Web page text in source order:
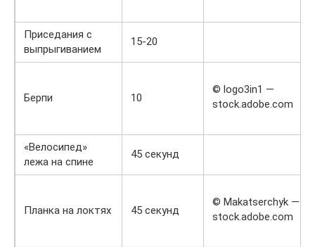
Приседания с
выпрыгиванием
15-20
Берпи 10
© logo3in1 —
stock.adobe.com
«Велосипед»
лежа на спине
45 секунд
Планка на локтях 45 секунд
© Makatserchyk —
stock.adobe.com